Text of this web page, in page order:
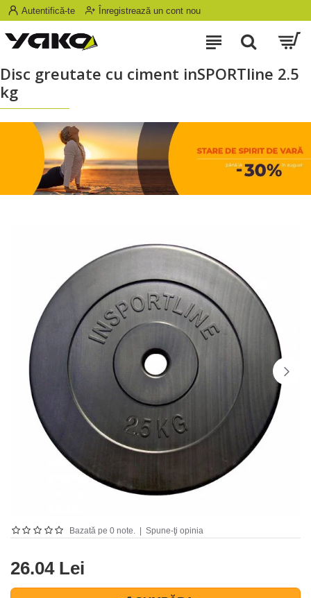
Autentifică-te Înregistrează un cont nou
Disc greutate cu ciment inSPORTline 2.5
kg
Bazată pe 0 note. Spune-ţi opinia
26.04 Lei